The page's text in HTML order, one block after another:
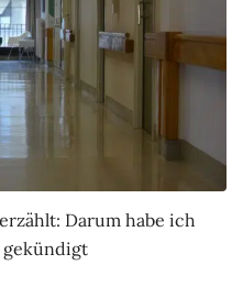
Darum habe ich
gekündigt